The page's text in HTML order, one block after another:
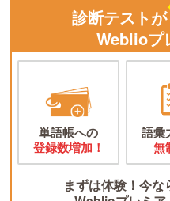
診断テストが
Weblioプ
単語帳への
登録数増加！
語彙
無
まずは体験！今な